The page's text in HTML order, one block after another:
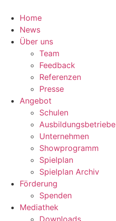
Inhalt
springen
Home
News
Über uns
Team
Feedback
Referenzen
Presse
Angebot
Schulen
Ausbildungsbetriebe
Unternehmen
Showprogramm
Spielplan
Spielplan Archiv
Förderung
Spenden
Mediathek
Downloads